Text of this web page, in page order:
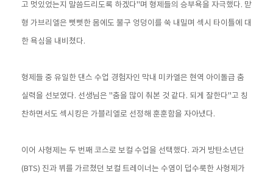
고 멋있었는지 말씀드리도록 하겠다"며 형제들의 승부욕을 자극했다. 맏
형 가브리엘은 뻣뻣한 몸에도 불구 엉덩이를 쑥 내밀며 섹시 타이틀에 대
한 욕심을 내비쳤다.
형제들 중 유일한 댄스 수업 경험자인 막내 미카엘은 현역 아이돌급 춤
실력을 선보였다. 선생님은 "춤을 많이 춰본 것 같다. 되게 잘한다"고 칭
찬하면서도 섹시킹은 가블리엘로 선정해 훈훈함을 자아냈다.
이어 사형제는 두 번째 코스로 보컬 수업을 선택했다. 과거 방탄소년단
(BTS) 진과 뷔를 가르쳤던 보컬 트레이너는 수염이 덥수룩한 사형제가